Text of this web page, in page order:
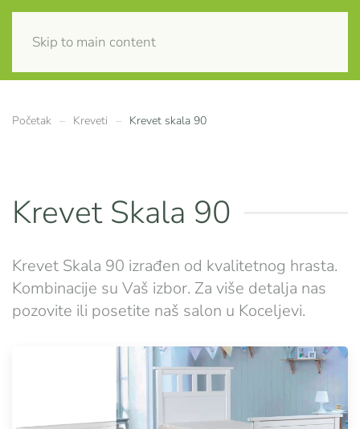
Skip to main content
Početak Kreveti Krevet skala 90
Krevet Skala 90
Krevet Skala 90 izrađen od kvalitetnog hrasta.
Kombinacije su Vaš izbor. Za više detalja nas
pozovite ili posetite naš salon u Koceljevi.